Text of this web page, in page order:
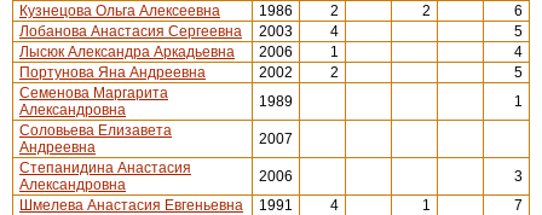
Кузнецова Ольга Алексеевна
1986 2 2
6
Лобанова Анастасия Сергеевна
2003 4
5
Лысюк Александра Аркадьевна
2006 1
4
Портунова Яна Андреевна
2002 2
5
Семенова Маргарита
Александровна
1989
1
Соловьева Елизавета
Андреевна
2007
Степанидина Анастасия
Александровна
2006
3
Шмелева Анастасия Евгеньевна
1991 4 1
7